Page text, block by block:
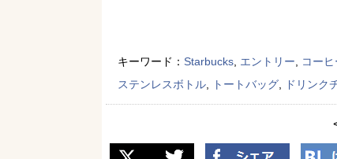
キーワード： Starbucks エントリー コーヒ
ステンレスボトル
トートバッグ ドリンク